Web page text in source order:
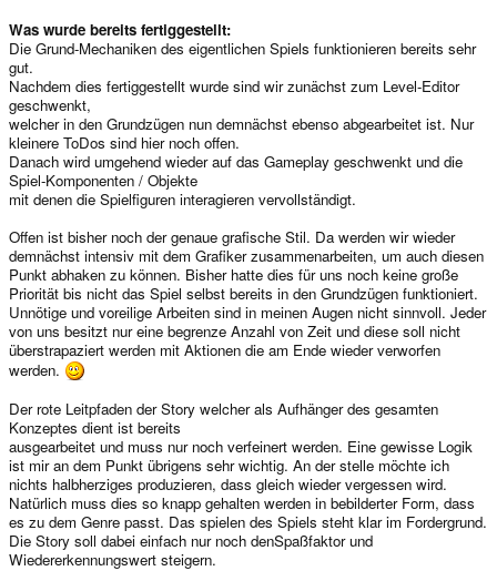
Was wurde bereits fertiggestellt:
Die Grund-Mechaniken des eigentlichen Spiels funktionieren bereits sehr
gut.
Nachdem dies fertiggestellt wurde sind wir zunächst zum Level-Editor
geschwenkt,
welcher in den Grundzügen nun demnächst ebenso abgearbeitet ist. Nur
kleinere ToDos sind hier noch offen.
Danach wird umgehend wieder auf das Gameplay geschwenkt und die
Spiel-Komponenten / Objekte
mit denen die Spielfiguren interagieren vervollständigt.
Offen ist bisher noch der genaue grafische Stil. Da werden wir wieder
demnächst intensiv mit dem Grafiker zusammenarbeiten, um auch diesen
Punkt abhaken zu können. Bisher hatte dies für uns noch keine große
Priorität bis nicht das Spiel selbst bereits in den Grundzügen funktioniert.
Unnötige und voreilige Arbeiten sind in meinen Augen nicht sinnvoll. Jeder
von uns besitzt nur eine begrenze Anzahl von Zeit und diese soll nicht
überstrapaziert werden mit Aktionen die am Ende wieder verworfen
werden.
Der rote Leitpfaden der Story welcher als Aufhänger des gesamten
Konzeptes dient ist bereits
ausgearbeitet und muss nur noch verfeinert werden. Eine gewisse Logik
ist mir an dem Punkt übrigens sehr wichtig. An der stelle möchte ich
nichts halbherziges produzieren, dass gleich wieder vergessen wird.
Natürlich muss dies so knapp gehalten werden in bebilderter Form, dass
es zu dem Genre passt. Das spielen des Spiels steht klar im Fordergrund.
Die Story soll dabei einfach nur noch denSpaßfaktor und
Wiedererkennungswert steigern.